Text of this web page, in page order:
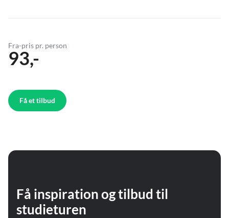
Fra-pris pr. person
93,-
Få et tilbud
Få inspiration og tilbud til
studieturen